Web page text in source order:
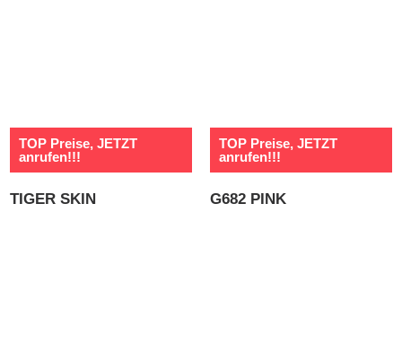
TOP Preise, JETZT
anrufen!!!
TIGER SKIN
TOP Preise, JETZT
anrufen!!!
G682 PINK